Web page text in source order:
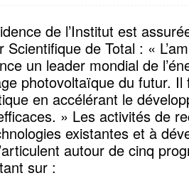
de l’Institut est
de Total : «
un leader mondial de
photovoltaïque du futur.
en accélérant le
» Les activités de
existantes et à
autour de cinq
sur :